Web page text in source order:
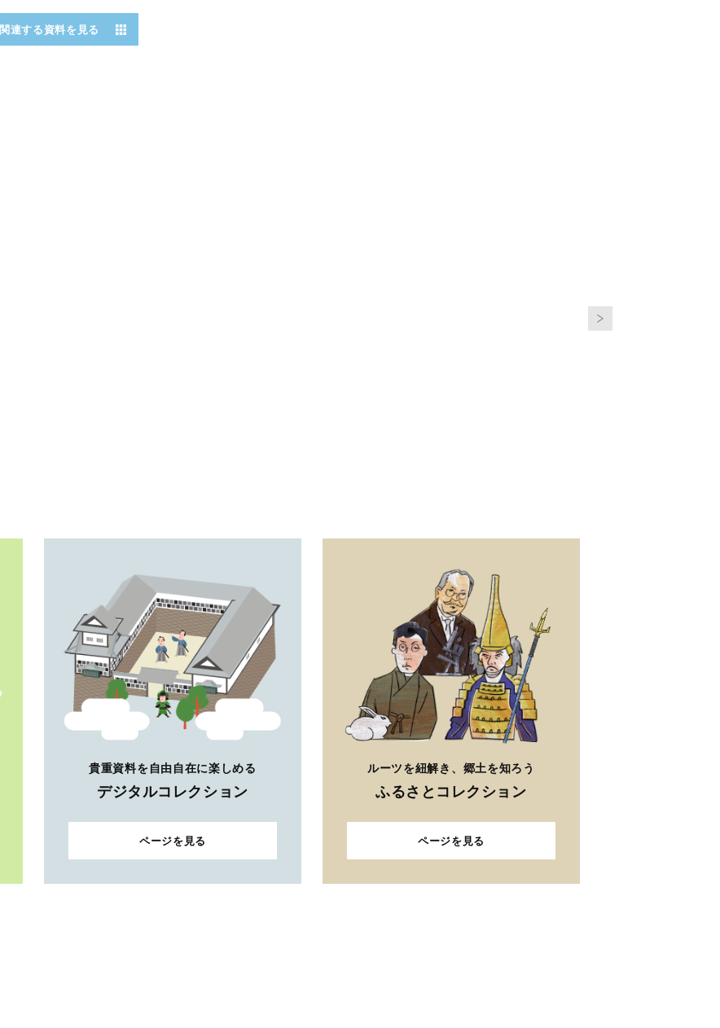
関連する資料を見る
貴重資料を自由自在に楽しめる
デジタルコレクション
ページを見る
ルーツを紐解き、郷土を知ろう
ふるさとコレクション
ページを見る